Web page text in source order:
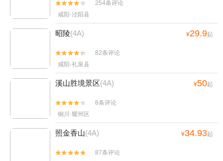


254条评论
咸阳·泾阳县
昭陵(4A) ¥29.9起


82条评论
咸阳·礼泉县
溪山胜境景区(4A) ¥50起


8条评论
铜川·耀州区
照金香山(4A) ¥34.93起


87条评论